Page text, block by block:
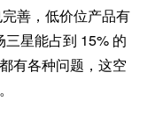
善，低价位产品有
星能占到 15% 的
有各种问题，这空